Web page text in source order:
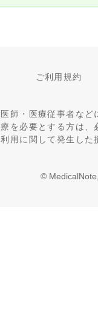
ご利用規約
師・医療従事者な
を必要とする方は
用に関して発生し
©